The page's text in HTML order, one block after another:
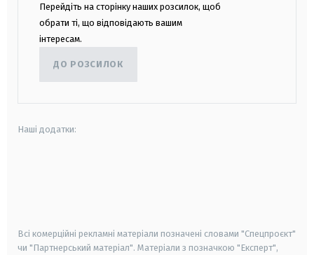
Перейдіть на сторінку наших розсилок, щоб
обрати ті, що відповідають вашим
інтересам.
ДО РОЗСИЛОК
Наші додатки:
Всі комерційні рекламні матеріали позначені словами "Спецпроєкт"
чи "Партнерський матеріал". Матеріали з позначкою "Експерт",